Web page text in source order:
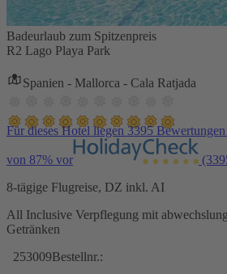
Badeurlaub zum Spitzenpreis
R2 Lago Playa Park
Spanien - Mallorca - Cala Ratjada
Für dieses Hotel liegen 3395
von 87% vor
8-tägige Flugreise, DZ inkl. AI
All Inclusive Verpflegung mit
Getränken
253009Bestellnr.: